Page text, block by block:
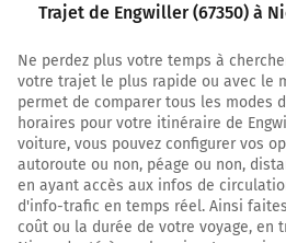
kilomètres
D1340
A4
PARIS
STRASBOURG
BRUMATH
25,2 km
Trajet de Engwiller (67350) à
Ne perdez plus votre temps à
votre trajet le plus rapide ou avec le
permet de comparer tous les modes
horaires pour votre itinéraire de
voiture, vous pouvez configurer vos
autoroute ou non, péage ou non,
en ayant accès aux infos de
d'info-trafic en temps réel. Ainsi
coût ou la durée de votre voyage, en